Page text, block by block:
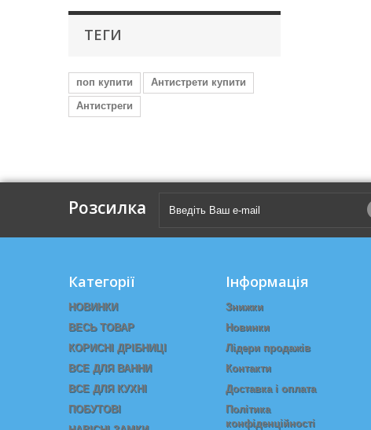
ТЕГИ
поп купити
Антистрети купити
Антистреги
Розсилка
Категорії
НОВИНКИ
ВЕСЬ ТОВАР
КОРИСНІ ДРІБНИЦІ
ВСЕ ДЛЯ ВАННИ
ВСЕ ДЛЯ КУХНІ
ПОБУТОВІ
Інформація
Знижки
Новинки
Лідери продажів
Контакти
Доставка і оплата
Політика
конфіденційності